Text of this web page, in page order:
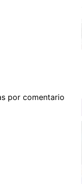
por comentario